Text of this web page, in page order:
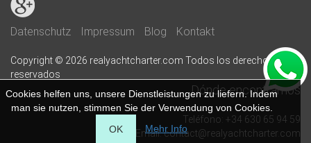
Datenschutz Impressum Blog Kontakt
Copyright © 2026 realyachtcharter.com Todos los derechos
reservados
Dónde encontrarnos
Teléfono: +34 630 65 94 59
Email: contact@realyachtcharter.com
Cookies helfen uns, unsere Dienstleistungen zu liefern. Indem
man sie nutzen, stimmen Sie der Verwendung von Cookies.
OK
Mehr Info